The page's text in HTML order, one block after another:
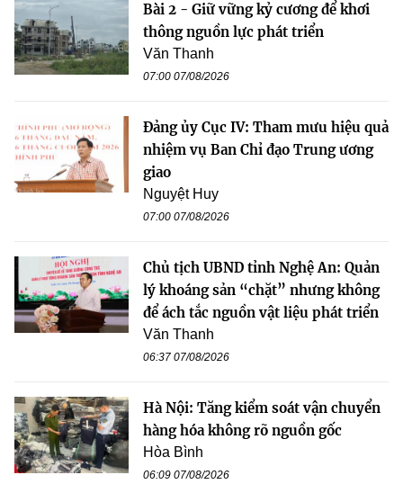
Bài 2 - Giữ vững kỷ cương để khơi
thông nguồn lực phát triển
Văn Thanh
07:00 07/08/2026
Đảng ủy Cục IV: Tham mưu hiệu quả
nhiệm vụ Ban Chỉ đạo Trung ương
giao
Nguyệt Huy
07:00 07/08/2026
Chủ tịch UBND tỉnh Nghệ An: Quản
lý khoáng sản “chặt” nhưng không
để ách tắc nguồn vật liệu phát triển
Văn Thanh
06:37 07/08/2026
Hà Nội: Tăng kiểm soát vận chuyển
hàng hóa không rõ nguồn gốc
Hòa Bình
06:09 07/08/2026